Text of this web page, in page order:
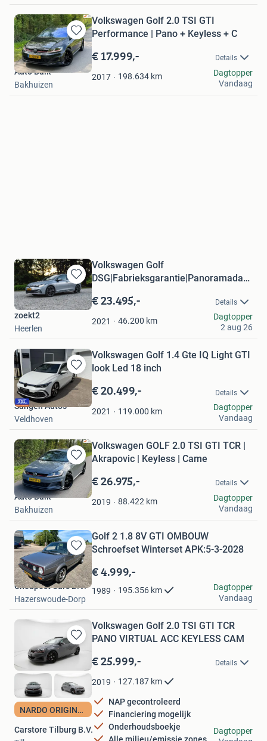
Bewaren
in
Mijn
Favorieten
Volkswagen Golf 2.0 TSI GTI
Performance | Pano + Keyless + C
€ 17.999,- Details
2017 198.634 km
Auto Balk
Bakhuizen
Dagtopper
Vandaag
Bewaren
in
Mijn
Favorieten
Volkswagen Golf
€ 23.495,- Details
2021 46.200 km
zoekt2
Heerlen
Dagtopper
2 aug 26
Bewaren
in
Mijn
Favorieten
Volkswagen Golf 1.4 Gte IQ Light GTI
look Led 18 inch
€ 20.499,- Details
2021 119.000 km
Sangen Autos
Veldhoven
Dagtopper
Vandaag
Bewaren
in
Mijn
Favorieten
Volkswagen GOLF 2.0 TSI GTI TCR |
Akrapovic | Keyless | Came
€ 26.975,- Details
2019 88.422 km
Auto Balk
Bakhuizen
Dagtopper
Vandaag
Bewaren
in
Mijn
Favorieten
Golf 2 1.8 8V GTI OMBOUW
Schroefset Winterset APK:5-3-2028
€ 4.999,-
1989 195.356 km
Cheapest Cars B.V.
Hazerswoude-Dorp
Dagtopper
Vandaag
Bewaren
in
Favorieten
NARDO ORIGINEEL NL
Volkswagen Golf 2.0 TSI GTI TCR
PANO VIRTUAL ACC KEYLESS CAM
€ 25.999,- Details
2019 127.187 km
NAP gecontroleerd
Financiering mogelijk
Onderhoudsboekje
Carstore Tilburg B.V.
Dagtopper